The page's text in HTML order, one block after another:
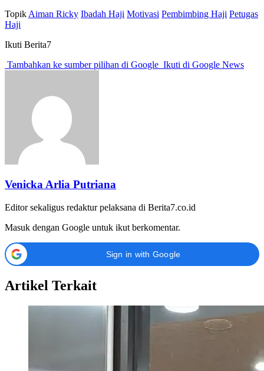
Topik Aiman Ricky Ibadah Haji Motivasi Pembimbing Haji Petugas
Haji
Ikuti Berita7
Tambahkan ke sumber pilihan di Google Ikuti di Google News
Venicka Arlia Putriana
Editor sekaligus redaktur pelaksana di Berita7.co.id
Masuk dengan Google untuk ikut berkomentar.
Sign in with Google
Artikel Terkait